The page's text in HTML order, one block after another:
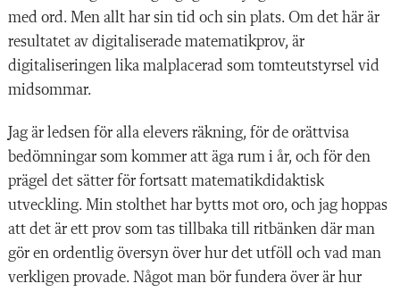
med ord. Men allt har sin tid och sin plats. Om det här är
resultatet av digitaliserade matematikprov, är
digitaliseringen lika malplacerad som tomteutstyrsel vid
midsommar.
Jag är ledsen för alla elevers räkning, för de orättvisa
bedömningar som kommer att äga rum i år, och för den
prägel det sätter för fortsatt matematikdidaktisk
utveckling. Min stolthet har bytts mot oro, och jag hoppas
att det är ett prov som tas tillbaka till ritbänken där man
gör en ordentlig översyn över hur det utföll och vad man
verkligen provade. Något man bör fundera över är hur